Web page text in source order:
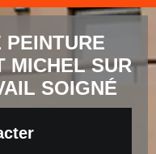
PEINTURE
MICHEL SUR
SOIGNÉ